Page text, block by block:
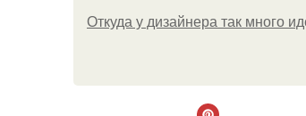
Откуда у дизайнера так много